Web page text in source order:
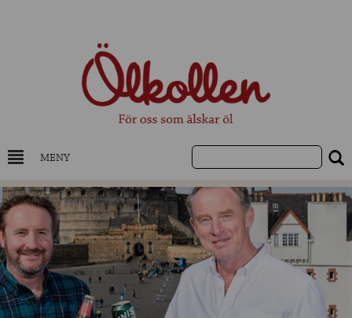
MENY
DRYCKESKUNSKAP
NYHETER
UTVALDA ÖL
UTVALDA CIDER